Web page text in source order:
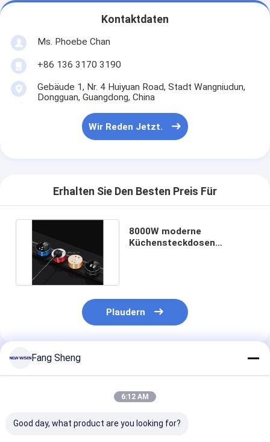
Kontaktdaten
Ms. Phoebe Chan
+86 136 3170 3190
Gebäude 1, Nr. 4 Huiyuan Road, Stadt Wangniudun,
Dongguan, Guangdong, China
Wir Reden Jetzt.
Erhalten Sie Den Besten Preis Für
8000W moderne
Küchensteckdosen
Plaudern
Empfohlene Produkte
Fang Sheng
6:12 AM
Good day, what product are you looking for?